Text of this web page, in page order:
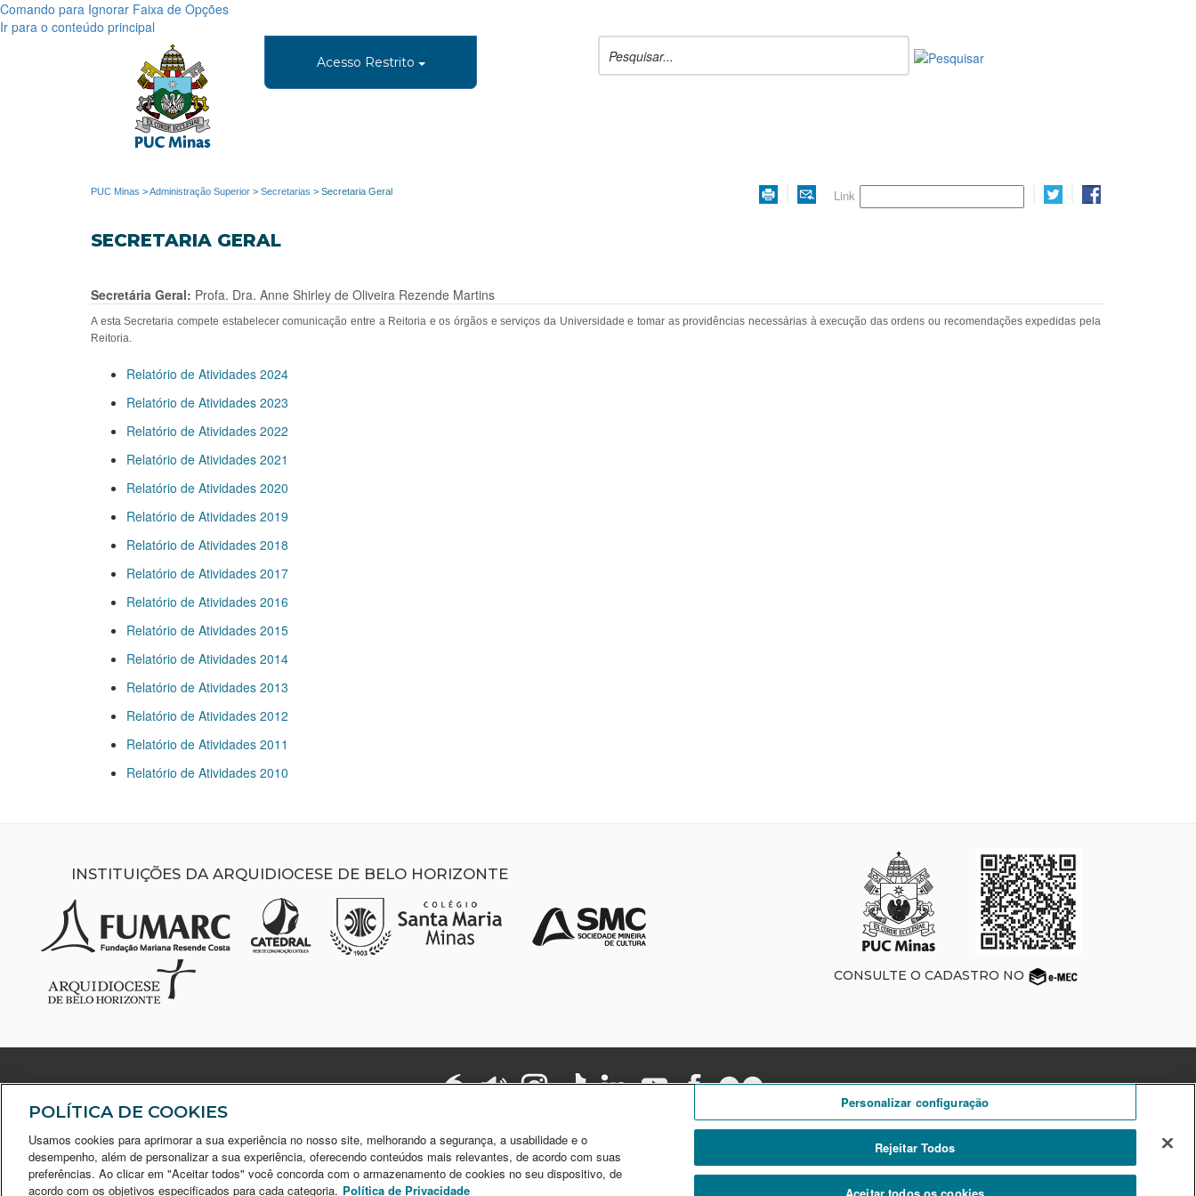
Comando para Ignorar Faixa de Opções
Ir para o conteúdo principal
Acesso Restrito
PUC Minas >Administração Superior > Secretarias > Secretaria Geral Imprimir
Link
SECRETARIA GERAL
Secretária Geral: Profa. Dra. Anne Shirley de Oliveira Rezende Martins
A esta Secretaria compete estabelecer comunicação entre a Reitoria e os órgãos e serviços da Universidade e tomar as providências necessárias à execução das ordens ou recomendações expedidas pela
Reitoria.
Relatório de Atividades 2024
Relatório de Atividades 2023
Relatório de Atividades 2022
Relatório de Atividades 2021
Relatório de Atividades 2020
Relatório de Atividades 2019
Relatório de Atividades 2018
Relatório de Atividades 2017
Relatório de Atividades 2016
Relatório de Atividades 2015
Relatório de Atividades 2014
Relatório de Atividades 2013
Relatório de Atividades 2012
Relatório de Atividades 2011
Relatório de Atividades 2010
INSTITUIÇÕES DA ARQUIDIOCESE DE BELO HORIZONTE
CONSULTE O CADASTRO NO
A Sociedade Mineira de Cultura é uma entidade beneficente da área de educação, portadora do Certificado de Entidade Beneficente de Assistência Social - CEBAS-Educação.
POLÍTICA DE COOKIES
Usamos cookies para aprimorar a sua experiência no nosso site, melhorando a segurança, a usabilidade e o
desempenho, além de personalizar a sua experiência, oferecendo conteúdos mais relevantes, de acordo com suas
preferências. Ao clicar em "Aceitar todos" você concorda com o armazenamento de cookies no seu dispositivo, de
acordo com os objetivos especificados para cada categoria. Política de Privacidade
Personalizar configuração
Rejeitar Todos